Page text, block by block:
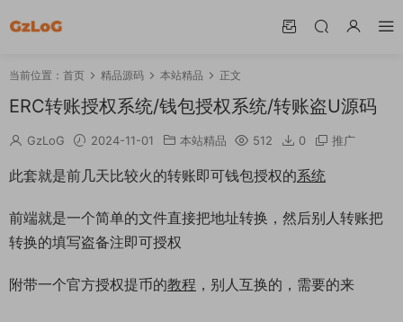
当前位置： 首页 精品源码 本站精品 正文
ERC转账授权系统/钱包授权系统/转账盗U源码
GzLoG 2024-11-01 本站精品 512 0 推广
此套就是前几天比较火的转账即可钱包授权的系统
前端就是一个简单的文件直接把地址转换，然后别人转账把
转换的填写盗备注即可授权
附带一个官方授权提币的教程 ，别人互换的，需要的来